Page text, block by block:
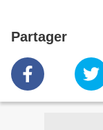
Partager